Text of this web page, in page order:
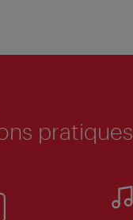
pratiques